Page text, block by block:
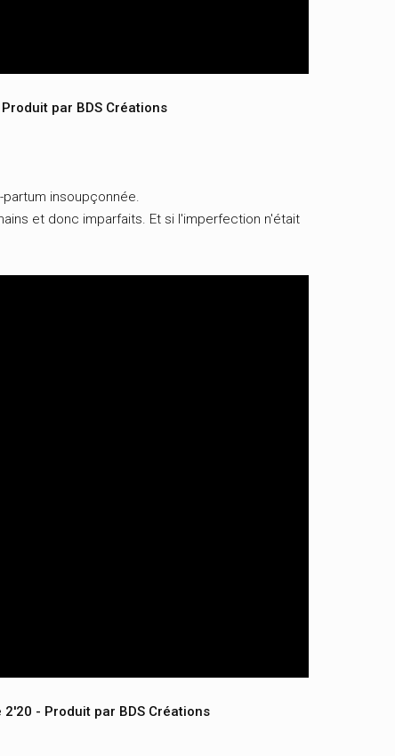
Produit par BDS Créations
insoupçonnée.
et donc imparfaits. Et si l'imperfection n'était
2'20 - Produit par BDS Créations